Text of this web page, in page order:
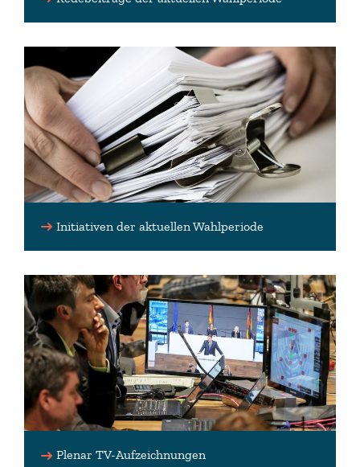
Initiativen der aktuellen Wahlperiode
Plenar TV-Aufzeichnungen